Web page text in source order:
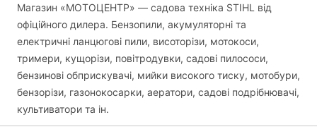
Магазин «МОТОЦЕНТР» — садова техніка STIHL від
офіційного дилера. Бензопили, акумуляторні та
електричні ланцюгові пили, висоторізи, мотокоси,
тримери, кущорізи, повітродувки, садові пилососи,
бензинові обприскувачі, мийки високого тиску, мотобури,
бензорізи, газонокосарки, аератори, садові подрібнювачі,
культиватори та ін.